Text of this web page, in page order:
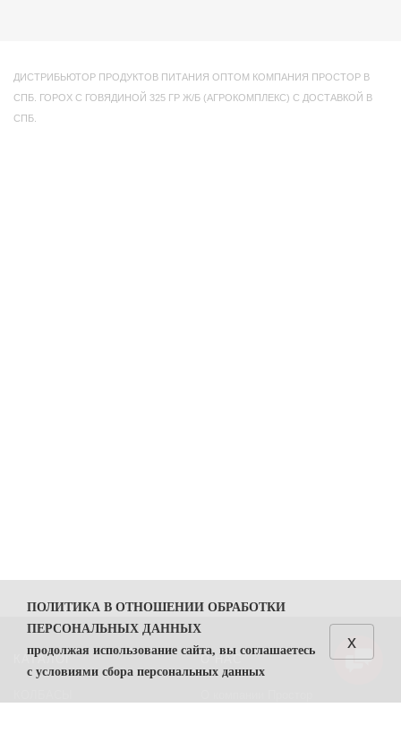
ДИСТРИБЬЮТОР ПРОДУКТОВ ПИТАНИЯ ОПТОМ КОМПАНИЯ ПРОСТОР В
СПБ. ГОРОХ С ГОВЯДИНОЙ 325 ГР Ж/Б (АГРОКОМПЛЕКС) С ДОСТАВКОЙ В
СПБ.
КАТАЛОГ О НАС
ПОЛИТИКА В ОТНОШЕНИИ ОБРАБОТКИ
ПЕРСОНАЛЬНЫХ ДАННЫХ
продолжая использование сайта, вы соглашаетесь
с условиями сбора персональных данных
x